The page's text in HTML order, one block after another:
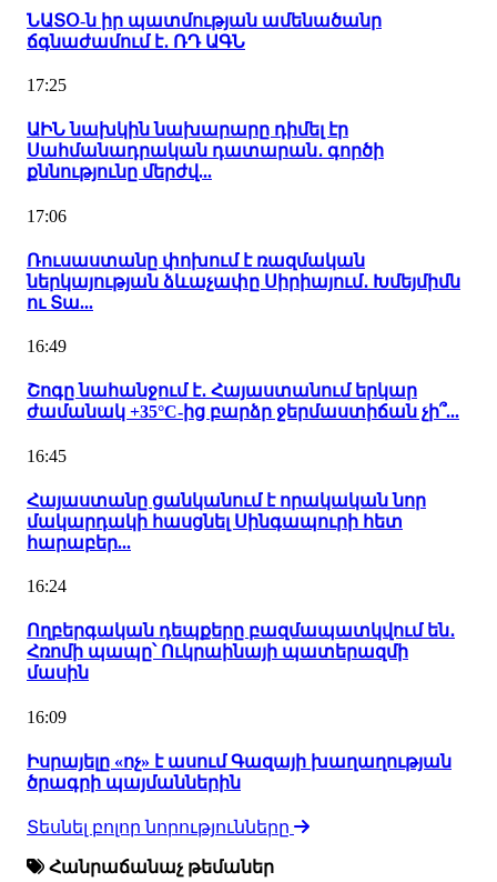
ՆԱՏՕ-ն իր պատմության ամենածանր
ճգնաժամում է․ ՌԴ ԱԳՆ
17:25
ԱԻՆ նախկին նախարարը դիմել էր
Սահմանադրական դատարան․ գործի
քննությունը մերժվ...
17:06
Ռուսաստանը փոխում է ռազմական
ներկայության ձևաչափը Սիրիայում․ Խմեյմիմն
ու Տա...
16:49
Շոգը նահանջում է․ Հայաստանում երկար
ժամանակ +35°C-ից բարձր ջերմաստիճան չի՞...
16:45
Հայաստանը ցանկանում է որակական նոր
մակարդակի հասցնել Սինգապուրի հետ
հարաբեր...
16:24
Ողբերգական դեպքերը բազմապատկվում են․
Հռոմի պապը՝ Ուկրաինայի պատերազմի
մասին
16:09
Իսրայելը «ոչ» է ասում Գազայի խաղաղության
ծրագրի պայմաններին
Տեսնել բոլոր նորությունները
Հանրաճանաչ թեմաներ